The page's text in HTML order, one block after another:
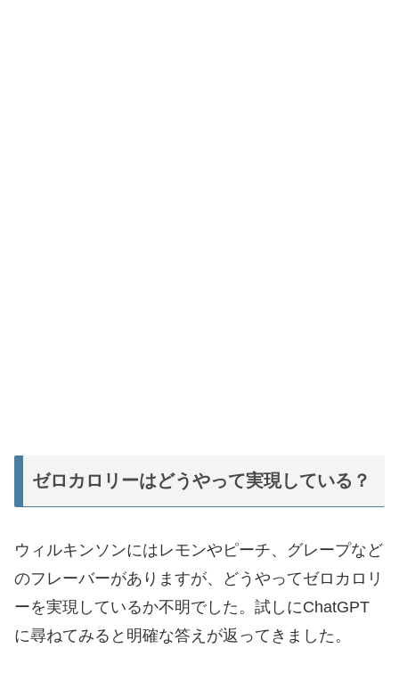
ゼロカロリーはどうやって実現している？
ウィルキンソンにはレモンやピーチ、グレープなど
のフレーバーがありますが、どうやってゼロカロリ
ーを実現しているか不明でした。試しにChatGPT
に尋ねてみると明確な答えが返ってきました。